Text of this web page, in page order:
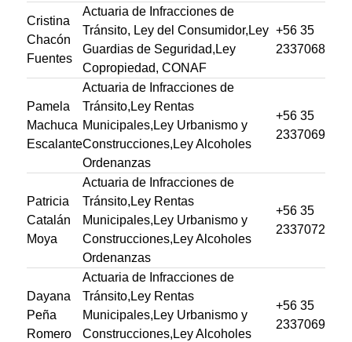
Cristina
Chacón
Fuentes
Actuaria de Infracciones de
Tránsito, Ley del Consumidor,Ley
Guardias de Seguridad,Ley
Copropiedad, CONAF
+56 35
2337068
Pamela
Machuca
Escalante
Actuaria de Infracciones de
Tránsito,Ley Rentas
Municipales,Ley Urbanismo y
Construcciones,Ley Alcoholes
Ordenanzas
+56 35
2337069
Patricia
Catalán
Moya
Actuaria de Infracciones de
Tránsito,Ley Rentas
Municipales,Ley Urbanismo y
Construcciones,Ley Alcoholes
Ordenanzas
+56 35
2337072
Dayana
Peña
Romero
Actuaria de Infracciones de
Tránsito,Ley Rentas
Municipales,Ley Urbanismo y
Construcciones,Ley Alcoholes
+56 35
2337069